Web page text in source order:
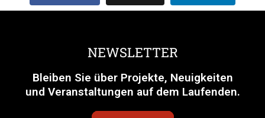
NEWSLETTER
Bleiben Sie über Projekte, Neuigkeiten
und Veranstaltungen auf dem Laufenden.